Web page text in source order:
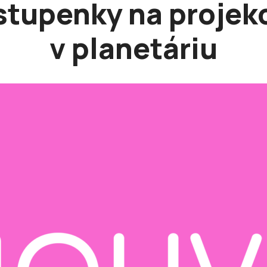
na
v planetáriu